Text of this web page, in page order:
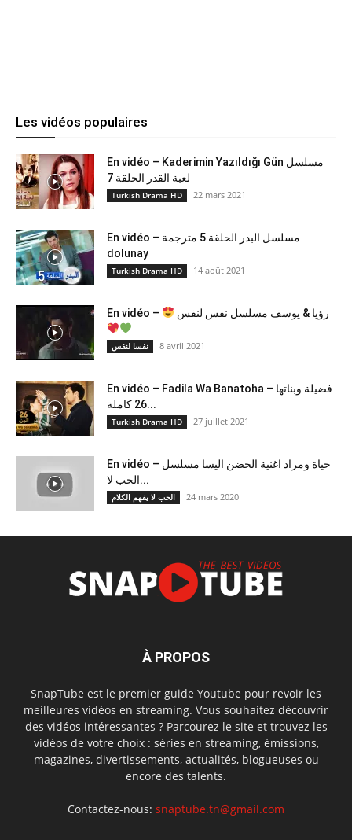
Les vidéos populaires
En vidéo – Kaderimin Yazıldığı Gün مسلسل
لعبة القدر الحلقة 7
Turkish Drama HD 22 mars 2021
En vidéo – مسلسل البدر الحلقة 5 مترجمة
dolunay
Turkish Drama HD 14 août 2021
En vidéo – رؤيا & يوسف مسلسل نفس لنفس
نفسا لنفس 8 avril 2021
En vidéo – Fadila Wa Banatoha – فضيلة وبناتها
26 كاملة...
Turkish Drama HD 27 juillet 2021
En vidéo – حياة ومراد اغنية الحضن اليسا مسلسل
الحب لا...
الحب لا يفهم الكلام 24 mars 2020
À PROPOS
SnapTube est le premier guide Youtube pour revoir les
meilleures vidéos en streaming. Vous souhaitez découvrir
des vidéos intéressantes ? Parcourez le site et trouvez les
vidéos de votre choix : séries en streaming, émissions,
magazines, divertissements, actualités, blogueuses ou
encore des talents.
Contactez-nous: snaptube.tn@gmail.com